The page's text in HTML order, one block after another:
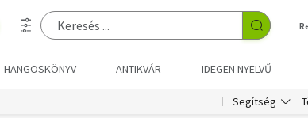
HANGOSKÖNYV ANTIKVÁR IDEGEN NYELVŰ
Segítség